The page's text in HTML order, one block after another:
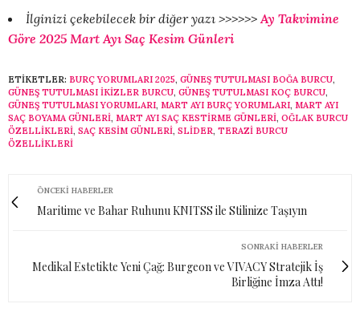
İlginizi çekebilecek bir diğer yazı >>>>>> Ay Takvimine
Göre 2025 Mart Ayı Saç Kesim Günleri
ETIKETLER: BURÇ YORUMLARI 2025, GÜNEŞ TUTULMASI BOĞA BURCU,
GÜNEŞ TUTULMASI IKIZLER BURCU, GÜNEŞ TUTULMASI KOÇ BURCU,
GÜNEŞ TUTULMASI YORUMLARI, MART AYI BURÇ YORUMLARI, MART AYI
SAÇ BOYAMA GÜNLERI, MART AYI SAÇ KESTIRME GÜNLERI, OĞLAK BURCU
ÖZELLIKLERI, SAÇ KESIM GÜNLERI, SLİDER, TERAZI BURCU
ÖZELLIKLERI
ÖNCEKI HABERLER
Maritime ve Bahar Ruhunu KNITSS ile Stilinize Taşıyın
SONRAKI HABERLER
Medikal Estetikte Yeni Çağ: Burgeon ve VIVACY Stratejik İş
Birliğine İmza Attı!